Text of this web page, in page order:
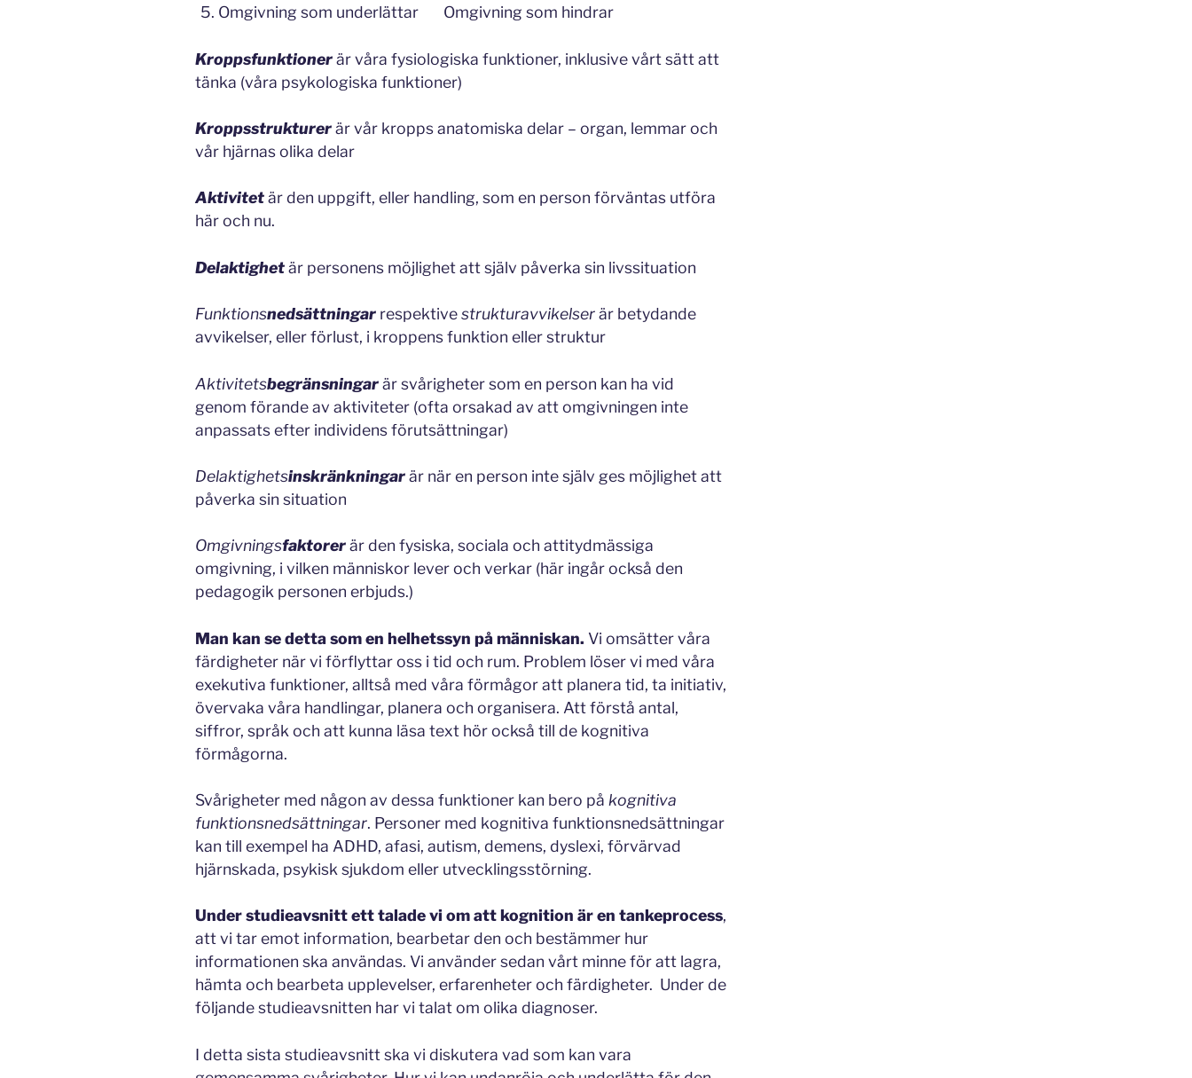
Omgivning som underlättar Omgivning som hindrar
Kroppsfunktionerär våra fysiologiska funktioner, inklusive vårt sätt att
tänka (våra psykologiska funktioner)
Kroppsstrukturerär vår kropps anatomiska delar – organ, lemmar och
vår hjärnas olika delar
Aktivitetär den uppgift, eller handling, som en person förväntas utföra
här och nu.
Delaktighetär personens möjlighet att själv påverka sin livssituation
Funktionsnedsättningar respektivestrukturavvikelserär betydande
avvikelser, eller förlust, i kroppens funktion eller struktur
Aktivitetsbegränsningarär svårigheter som en person kan ha vid
genom förande av aktiviteter (ofta orsakad av att omgivningen inte
anpassats efter individens förutsättningar)
Delaktighetsinskränkningarär när en person inte själv ges möjlighet att
påverka sin situation
Omgivningsfaktorerär den fysiska, sociala och attitydmässiga
omgivning, i vilken människor lever och verkar (här ingår också den
pedagogik personen erbjuds.)
Man kan se detta som en helhetssyn på människan. Vi omsätter våra
färdigheter när vi förflyttar oss i tid och rum. Problem löser vi med våra
exekutiva funktioner, alltså med våra förmågor att planera tid, ta initiativ,
övervaka våra handlingar, planera och organisera. Att förstå antal,
siffror, språk och att kunna läsa text hör också till de kognitiva
förmågorna.
Svårigheter med någon av dessa funktioner kan bero på kognitiva
funktionsnedsättningar. Personer med kognitiva funktionsnedsättningar
kan till exempel ha ADHD, afasi, autism, demens, dyslexi, förvärvad
hjärnskada, psykisk sjukdom eller utvecklingsstörning.
Under studieavsnitt ett talade vi om att kognition är en tankeprocess,
att vi tar emot information, bearbetar den och bestämmer hur
informationen ska användas. Vi använder sedan vårt minne för att lagra,
hämta och bearbeta upplevelser, erfarenheter och färdigheter. Under de
följande studieavsnitten har vi talat om olika diagnoser.
I detta sista studieavsnitt ska vi diskutera vad som kan vara